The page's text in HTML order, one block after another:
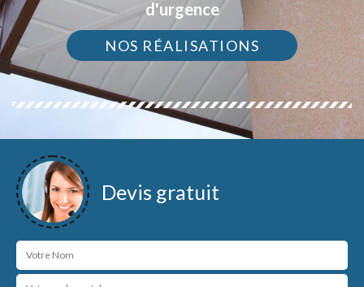
d'urgence
NOS RÉALISATIONS
Devis gratuit